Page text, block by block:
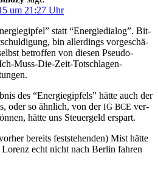
um 21:27 Uhr
statt “Ener­gie­dia­log”. Bit­
bin aller­dings vor­ge­schä­
betrof­fen von die­sen Pseudo-
Muss-Die-Zeit-Totschlagen-
des “Ener­gie­gip­fels” hät­te auch der
oder so ähn­lich, von derIG BCE ver­
hät­te uns Steu­er­geld erspart.
bereits fest­ste­hen­den) Mist hät­te
echt nicht nach Ber­lin fah­ren